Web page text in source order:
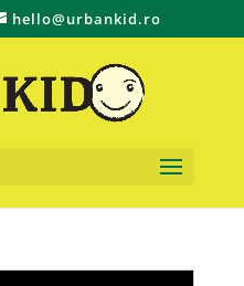
hello@urbankid.ro